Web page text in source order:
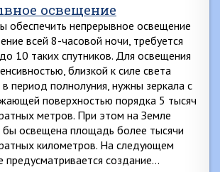
освещение
обеспечить непрерывное освещение
всей 8-часовой ночи, требуется
10 таких спутников. Для освещения
близкой к силе света
период полнолуния, нужны зеркала с
поверхностью порядка 5 тысяч
метров. При этом на Земле
освещена площадь более тысячи
километров. На следующем
предусматривается создание…